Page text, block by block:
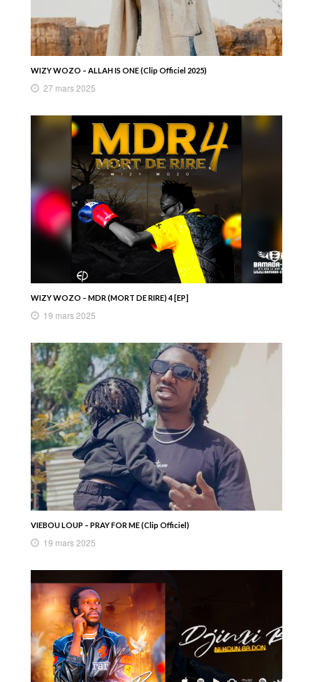
WIZY WOZO – ALLAH IS ONE (Clip Officiel 2025)
27 mars 2025
WIZY WOZO – MDR (MORT DE RIRE) 4 [EP]
19 mars 2025
VIEBOU LOUP – PRAY FOR ME (Clip Officiel)
19 mars 2025